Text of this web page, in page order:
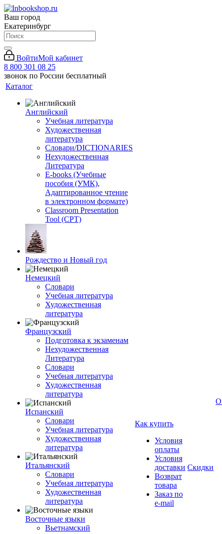
Ваш город
Екатеринбург
ВойтиМой кабинет
8 800 301 08 25
звонок по России бесплатный
Каталог
Английский
Учебная литература
Художественная
литература
Словари/DICTIONARIES
Нехудожественная
Литература
E-books (Учебные
пособия (УМК),
Адаптированное чтение
в электронном формате)
Classroom Presentation
Tool (CPT)
Рождество и Новый год
Немецкий
Словари
Учебная литература
Художественная
литература
Французский
Подготовка к экзаменам
Нехудожественная
Литература
Словари
Учебная литература
Художественная
литература
Испанский
Словари
Учебная литература
Художественная
литература
Итальянский
Словари
Учебная литература
Художественная
литература
Восточные языки
Вьетнамский
Как купить
Условия
оплаты
Условия
доставки
Возврат
товара
Заказ по
e-mail
Скидки
О